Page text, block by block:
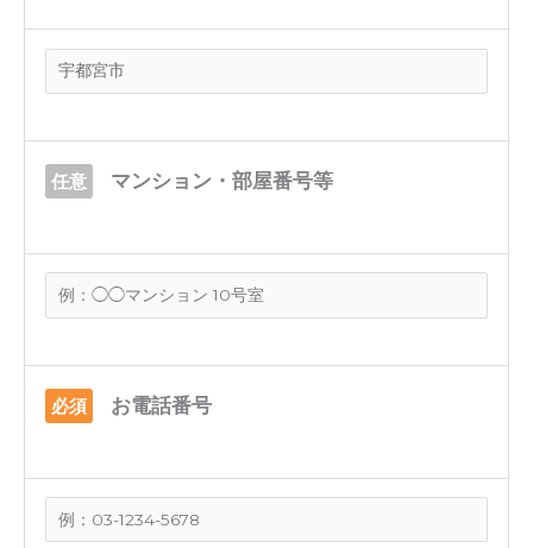
任意 マンション・部屋番号等
必須 お電話番号